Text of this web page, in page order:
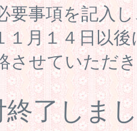
要事項を記入
１月１４日以
させていただ
終了しま